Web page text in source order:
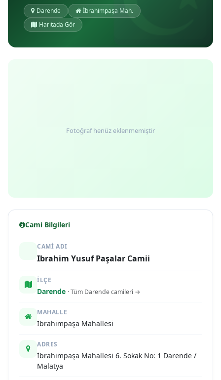
Darende
İbrahimpaşa Mah.
Haritada Gör
Fotoğraf henüz eklenmemiştir
Cami Bilgileri
CAMI ADI
Ibrahim Yusuf Paşalar Camii
İLÇE
Darende · Tüm Darende camileri →
MAHALLE
İbrahimpaşa Mahallesi
ADRES
İbrahimpaşa Mahallesi 6. Sokak No: 1 Darende /
Malatya